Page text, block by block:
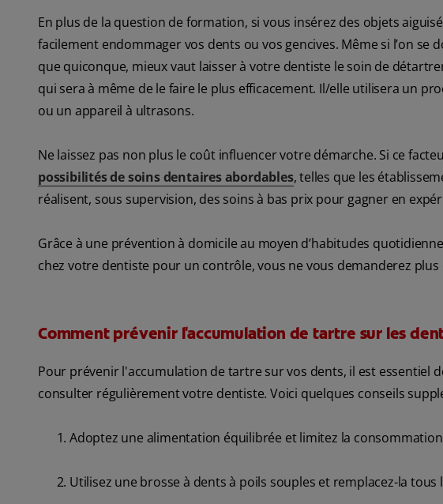
En plus de la question de formation, si vous insérez des objets
facilement endommager vos dents ou vos gencives. Même si l’on
que quiconque, mieux vaut laisser à votre dentiste le soin de
qui sera à même de le faire le plus efficacement. Il/elle utilisera un
ou un appareil à ultrasons.
Ne laissez pas non plus le coût influencer votre démarche. Si ce
possibilités de soins dentaires abordables, telles que les
réalisent, sous supervision, des soins à bas prix pour gagner en
Grâce à une prévention à domicile au moyen d’habitudes
chez votre dentiste pour un contrôle, vous ne vous demanderez
Comment prévenir l'accumulation de tartre sur les
Pour prévenir l'accumulation de tartre sur vos dents, il est essentiel
consulter régulièrement votre dentiste. Voici quelques conseils
Adoptez une alimentation équilibrée et limitez la
Utilisez une brosse à dents à poils souples et remplacez-la